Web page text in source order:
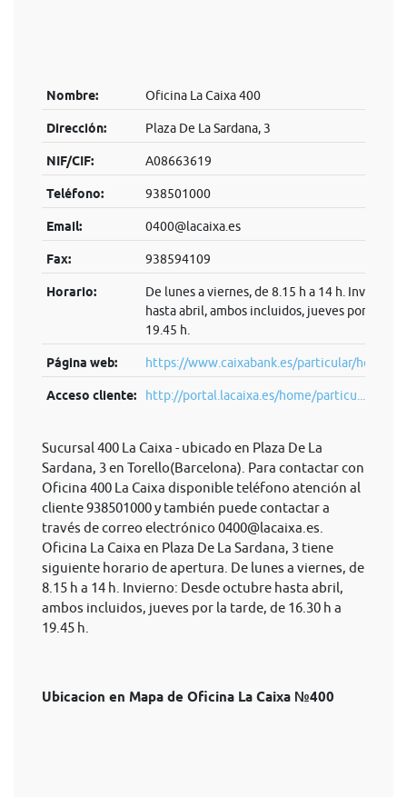
Nombre: Oficina La Caixa 400
Dirección: Plaza De La Sardana, 3
NIF/CIF: A08663619
Teléfono: 938501000
Email: 0400@lacaixa.es
Fax: 938594109
Horario:
De lunes a viernes, de 8.15 h a 14 h. Invierno:
hasta abril, ambos incluidos, jueves por la
19.45 h.
Página web: https://www.caixabank.es/particular/home/
Acceso cliente: http://portal.lacaixa.es/home/particu...
Sucursal 400 La Caixa - ubicado en Plaza De La
Sardana, 3 en Torello(Barcelona). Para contactar con
Oficina 400 La Caixa disponible teléfono atención al
cliente 938501000 y también puede contactar a
través de correo electrónico 0400@lacaixa.es
Oficina La Caixa en Plaza De La Sardana, 3 tiene
siguiente horario de apertura. De lunes a viernes, de
8.15 h a 14 h. Invierno: Desde octubre hasta abril,
ambos incluidos, jueves por la tarde, de 16.30 h a
19.45 h.
Ubicacion en Mapa de Oficina La Caixa №400